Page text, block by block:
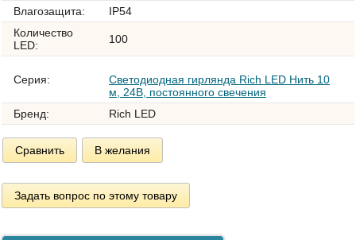
Влагозащита:
IP54
Количество
LED:
100
Серия:
Светодиодная гирлянда Rich LED Нить 10
м, 24В, постоянного свечения
Бренд:
Rich LED
Сравнить В желания
Задать вопрос по этому товару